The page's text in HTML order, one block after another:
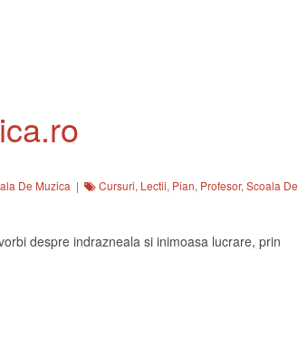
De Muzica | Cursuri, Lectii, Pian, Profesor, Scoala De
despre indrazneala si inimoasa lucrare, prin